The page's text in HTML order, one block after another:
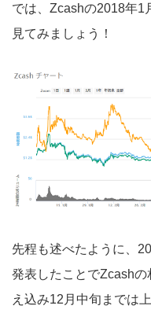
では、Zcashの2018年1
見てみましょう！
先程も述べたように、
発表したことでZcash
え込み12月中旬までは